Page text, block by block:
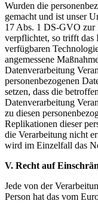
Wurden die
gemacht und ist unser
17 Abs. 1 DS-GVO zur
verpflichtet, so trifft das
verfügbaren
angemessene
Datenverarbeitung
personenbezogenen
setzen, dass die
Datenverarbeitung
zu diesen
Replikationen dieser
die Verarbeitung nicht
wird im Einzelfall das
V. Recht auf
Jede von der
Person hat das vom